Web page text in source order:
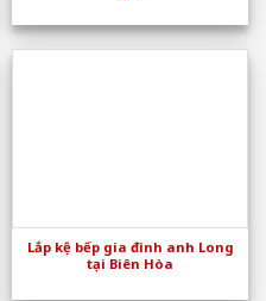
Lắp kệ bếp gia đình anh Long
tại Biên Hòa